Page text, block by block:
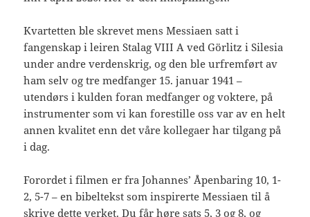
Kvartetten ble skrevet mens Messiaen satt i
fangenskap i leiren Stalag VIII A ved Görlitz i Silesia
under andre verdenskrig, og den ble urfremført av
ham selv og tre medfanger 15. januar 1941 –
utendørs i kulden foran medfanger og voktere, på
instrumenter som vi kan forestille oss var av en helt
annen kvalitet enn det våre kollegaer har tilgang på
i dag.
Forordet i filmen er fra Johannes’ Åpenbaring 10, 1-
2, 5-7 – en bibeltekst som inspirerte Messiaen til å
skrive dette verket. Du får høre sats 5, 3 og 8, og